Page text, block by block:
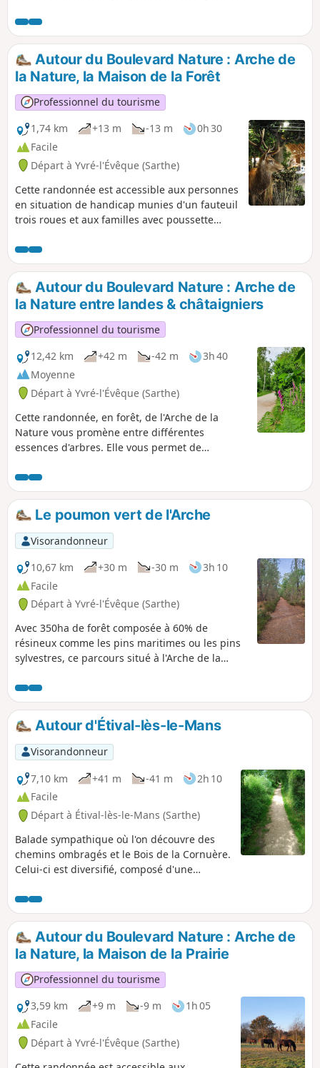
l'Évêque et passait par le domaine du Château
de l'Arche. Aujourd'hui, la mare a été nettoyée
et accueille de nombreux batraciens protégés
comme le triton marbré.
Autour du Boulevard Nature : Arche de
la Nature, la Maison de la Forêt
Professionnel du tourisme
1,74 km
+13 m -13 m
0h 30
Facile
Départ à Yvré-l'Évêque (Sarthe)
Cette randonnée est accessible aux personnes
en situation de handicap munies d'un fauteuil
trois roues et aux familles avec poussette
roues. Elle passe par la Maison de la Forêt, un
espace vous permettant de découvrir la forêt
autrement.
Autour du Boulevard Nature : Arche de
la Nature entre landes & châtaigniers
Professionnel du tourisme
12,42 km
+42 m -42 m
3h 40
Moyenne
Départ à Yvré-l'Évêque (Sarthe)
Cette randonnée, en forêt, de l'Arche de la
Nature vous promène entre différentes
essences d'arbres. Elle vous permet de
cheminant aussi bien sur des chemins larges
que de petits chemins.
Le poumon vert de l'Arche
Visorandonneur
10,67 km
+30 m -30 m
3h 10
Facile
Départ à Yvré-l'Évêque (Sarthe)
Avec 350ha de forêt composée à 60% de
résineux comme les pins maritimes ou les pins
sylvestres, ce parcours situé à l'Arche de la
Autour d'Étival-lès-le-Mans
Visorandonneur
7,10 km
+41 m -41 m
2h 10
Facile
Départ à Étival-lès-le-Mans (Sarthe)
Balade sympathique où l'on découvre des
chemins ombragés et le Bois de la Cornuère.
Celui-ci est diversifié, composé d'une
chênes. Quelques pins parasols de belles
tailles ponctuent ce bel ensemble. Une table
de pique-nique vous attend peu après la
sortie du bois.
Autour du Boulevard Nature : Arche de
la Nature, la Maison de la Prairie
Professionnel du tourisme
3,59 km
+9 m -9 m
1h 05
Facile
Départ à Yvré-l'Évêque (Sarthe)